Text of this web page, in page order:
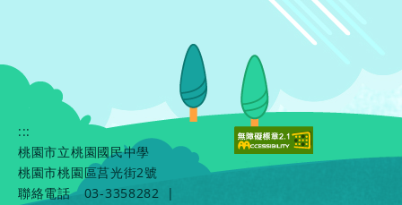
:::
桃園市立桃園國民中學
桃園市桃園區莒光街2號
聯絡電話
03-3358282
|